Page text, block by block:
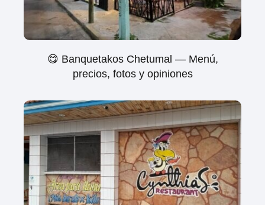
😋 Banquetakos Chetumal — Menú,
precios, fotos y opiniones